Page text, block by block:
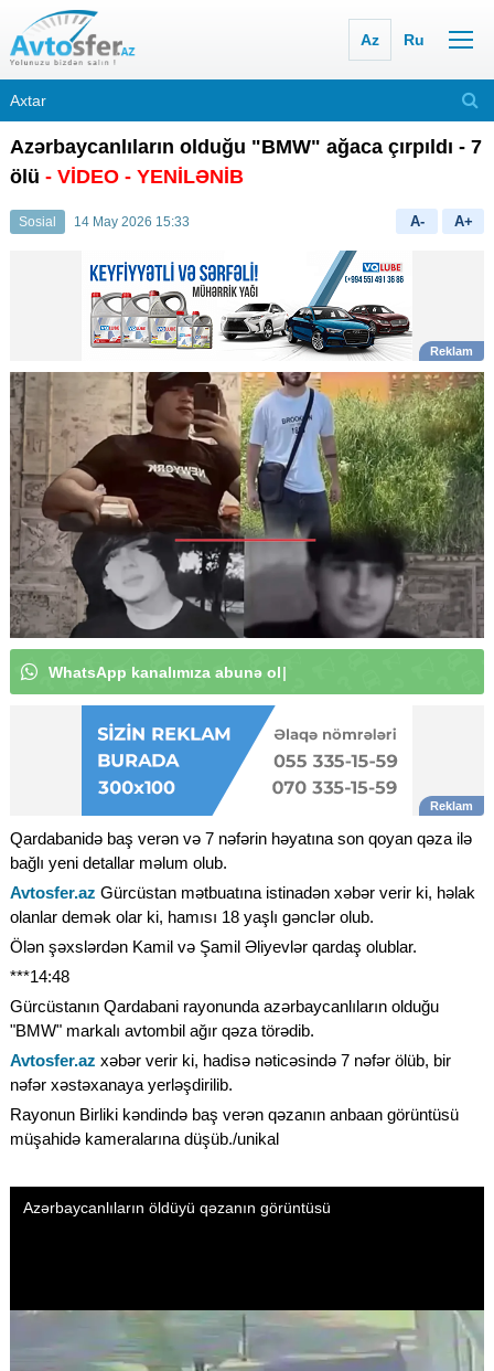
Az Ru
Azərbaycanlıların olduğu "BMW" ağaca çırpıldı - 7
ölü - VİDEO - YENİLƏNİB
Sosial 14 May 2026 15:33 A- A+
WhatsApp kanalımıza abunə o|
Qardabanidə baş verən və 7 nəfərin həyatına son qoyan qəza ilə
bağlı yeni detallar məlum olub.
Avtosfer.az Gürcüstan mətbuatına istinadən xəbər verir ki, həlak
olanlar demək olar ki, hamısı 18 yaşlı gənclər olub.
Ölən şəxslərdən Kamil və Şamil Əliyevlər qardaş olublar.
***14:48
Gürcüstanın Qardabani rayonunda azərbaycanlıların olduğu
"BMW" markalı avtombil ağır qəza törədib.
Avtosfer.az xəbər verir ki, hadisə nəticəsində 7 nəfər ölüb, bir
nəfər xəstəxanaya yerləşdirilib.
Rayonun Birliki kəndində baş verən qəzanın anbaan görüntüsü
müşahidə kameralarına düşüb./unikal